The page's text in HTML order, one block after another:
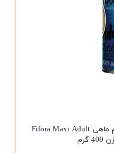
کنسرو غذای سگ نژاد بزرگ فیفورا با طعم ماهی Fifora Maxi Adult